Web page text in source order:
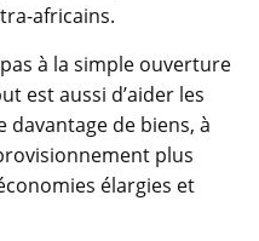
africains.
à la simple ouverture
est aussi d’aider les
de biens, à
plus
élargies et